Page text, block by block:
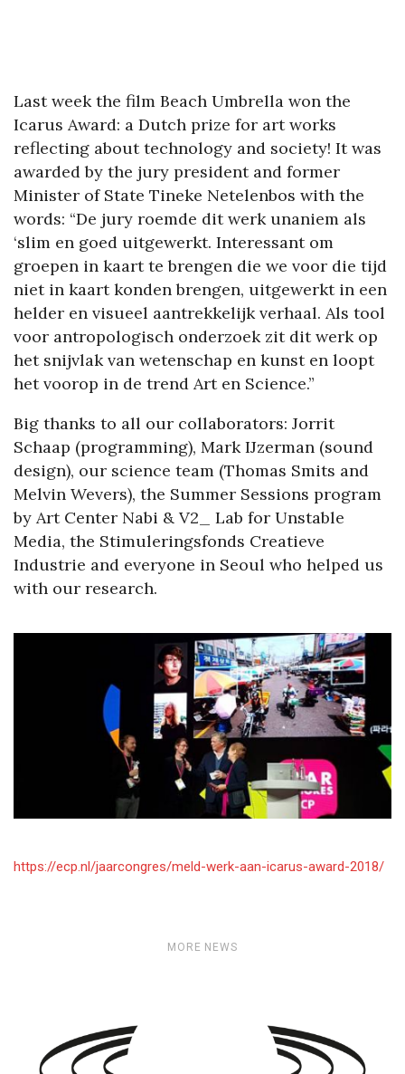
Last week the film Beach Umbrella won the
Icarus Award: a Dutch prize for art works
reflecting about technology and society! It was
awarded by the jury president and former
Minister of State Tineke Netelenbos with the
words: “De jury roemde dit werk unaniem als
‘slim en goed uitgewerkt. Interessant om
groepen in kaart te brengen die we voor die tijd
niet in kaart konden brengen, uitgewerkt in een
helder en visueel aantrekkelijk verhaal. Als tool
voor antropologisch onderzoek zit dit werk op
het snijvlak van wetenschap en kunst en loopt
het voorop in de trend Art en Science.”
Big thanks to all our collaborators: Jorrit
Schaap (programming), Mark IJzerman (sound
design), our science team (Thomas Smits and
Melvin Wevers), the Summer Sessions program
by Art Center Nabi & V2_ Lab for Unstable
Media, the Stimuleringsfonds Creatieve
Industrie and everyone in Seoul who helped us
with our research.
https://ecp.nl/jaarcongres/meld-werk-aan-icarus-award-2018/
MORE NEWS